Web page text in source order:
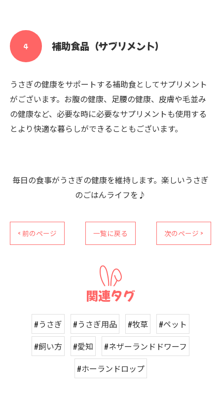
補助食品（サプリメント）
４
うさぎの健康をサポートする補助食としてサプリメント
がございます。お腹の健康、足腰の健康、皮膚や毛並み
の健康など、必要な時に必要なサプリメントも使用する
とより快適な暮らしができることもございます。
毎日の食事がうさぎの健康を維持します。楽しいうさぎ
のごはんライフを♪
< 前のページ 一覧に戻る 次のページ >
関連タグ
#うさぎ #うさぎ用品 #牧草
#ペット
#飼い方
#愛知
#ネザーランドドワーフ
#ホーランドロップ